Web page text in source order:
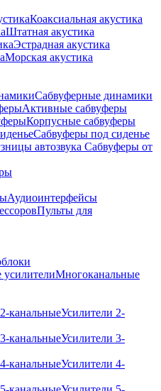
Коаксиальная акустика
Штатная акустика
Эстрадная акустика
Морская акустика
Сабвуферные динамики
Активные сабвуферы
Корпусные сабвуферы
Сабвуферы под сиденье
Сабвуферы от
Аудиоинтерфейсы
Пульты для
Многоканальные
Усилители 2-
Усилители 3-
Усилители 4-